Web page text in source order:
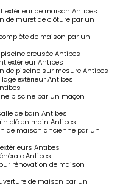
extérieur de maison Antibes
de muret de clôture par un
de maison par un
creusée Antibes
extérieur Antibes
de piscine sur mesure Antibes
extérieur Antibes
piscine par un maçon
de bain Antibes
clé en main Antibes
de maison ancienne par un
Antibes
Antibes
rénovation de maison
de maison par un